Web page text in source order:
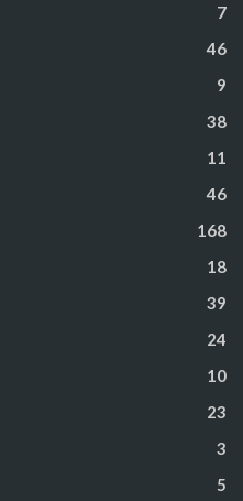
7
46
9
38
11
46
168
18
39
24
10
23
3
5